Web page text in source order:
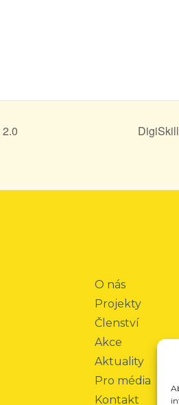
O nás
Projekty
Členství
Akce
Aktuality
Pro média
Kontakt